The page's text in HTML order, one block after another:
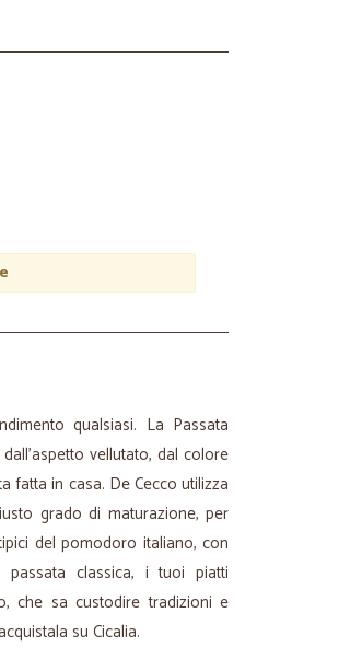
qualsiasi. La Passata
vellutato, dal colore
fatta in casa. De Cecco utilizza
grado di maturazione, per
del pomodoro italiano, con
classica, i tuoi piatti
che sa custodire tradizioni e
su Cicalia.